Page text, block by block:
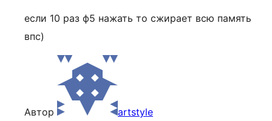
если 10 раз ф5 нажать то сжирает всю память
впс)
Автор artstyle